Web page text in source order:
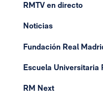
RMTV en directo
Noticias
Fundación Real
Escuela Universitaria
RM Next